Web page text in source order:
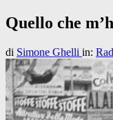
Quello che
di Simone Ghelli in: